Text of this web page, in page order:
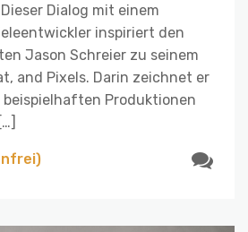
Dialog mit einem
inspiriert den
Jason Schreier zu seinem
and Pixels. Darin zeichnet er
Produktionen